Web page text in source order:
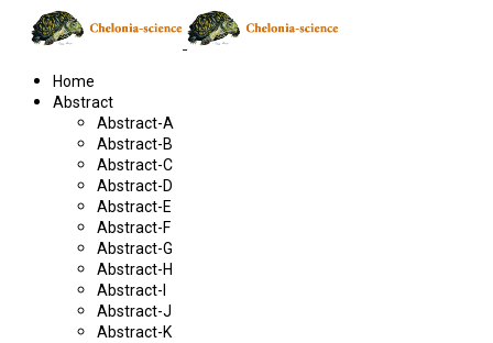
Home
Abstract
Abstract-A
Abstract-B
Abstract-C
Abstract-D
Abstract-E
Abstract-F
Abstract-G
Abstract-H
Abstract-I
Abstract-J
Abstract-K